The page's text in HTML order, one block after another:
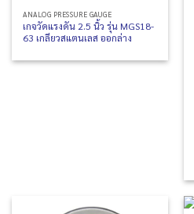
ANALOG PRESSURE GAUGE
เกจวัดแรงดัน 2.5 นิ้ว รุ่น MGS18-
63 เกลียวสแตนเลส ออกล่าง